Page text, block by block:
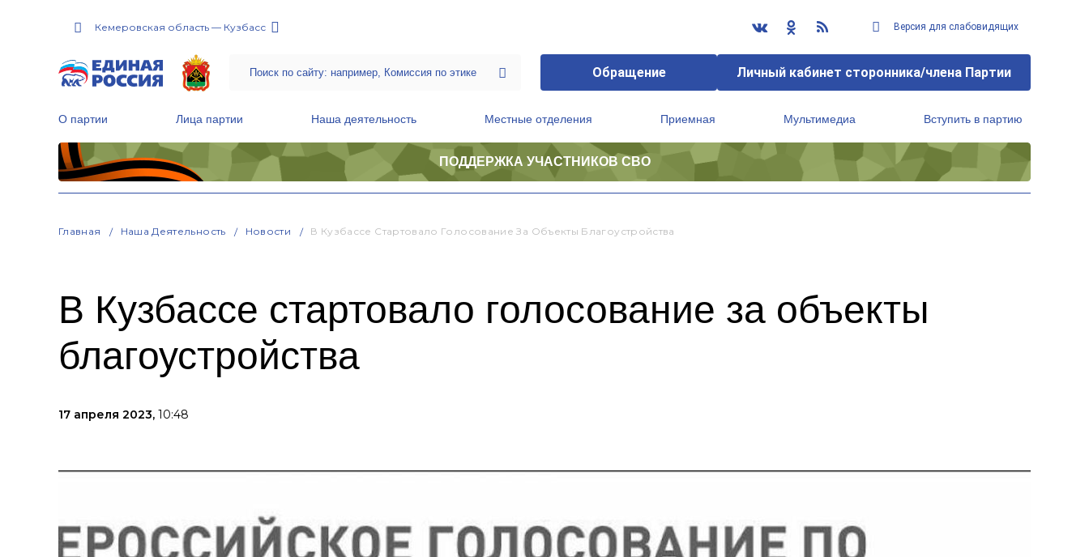
Кемеровская область — Кузбасс Версия для слабовидящих
Обращение Личный кабинет сторонника/члена Партии
О партии Лица партии Наша деятельность Местные отделения Приемная Мультимедиа Вступить в партию
ПОДДЕРЖКА УЧАСТНИКОВ СВО
Главная Наша Деятельность Новости В Кузбассе Стартовало Голосование За Объекты Благоустройства
В Кузбассе стартовало голосование за объекты
благоустройства
17 апреля 2023, 10:48